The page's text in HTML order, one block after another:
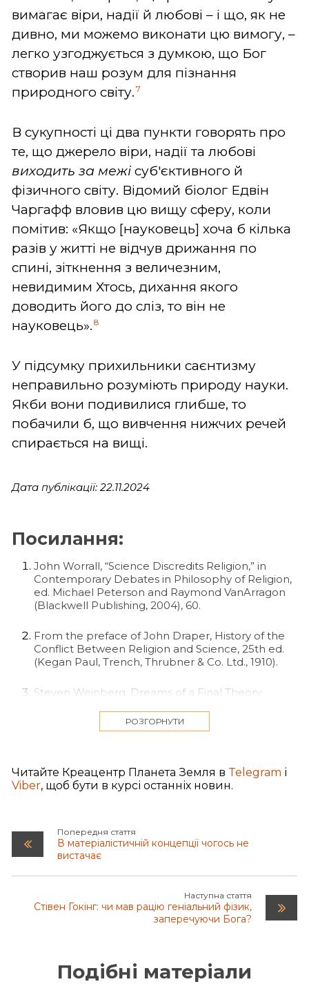
вимагає віри, надії й любові – і що, як не
дивно, ми можемо виконати цю вимогу, –
легко узгоджується з думкою, що Бог
створив наш розум для пізнання
природного світу. 7
В сукупності ці два пункти говорять про
те, що джерело віри, надії та любові
виходить за межісуб'єктивного й
фізичного світу. Відомий біолог Едвін
Чаргафф вловив цю вищу сферу, коли
помітив: «Якщо [науковець] хоча б кілька
разів у житті не відчув дрижання по
спині, зіткнення з величезним,
невидимим Хтось, дихання якого
доводить його до сліз, то він не
науковець». 8
У підсумку прихильники саєнтизму
неправильно розуміють природу науки.
Якби вони подивилися глибше, то
побачили б, що вивчення нижчих речей
спирається на вищі.
Дата публікації: 22.11.2024
Посилання:
John Worrall, “Science Discredits Religion,” in
Contemporary Debates in Philosophy of Religion,
ed. Michael Peterson and Raymond VanArragon
(Blackwell Publishing, 2004), 60.
From the preface of John Draper, History of the
Conflict Between Religion and Science, 25th ed.
(Kegan Paul, Trench, Thrubner & Co. Ltd., 1910).
Steven Weinberg, Dreams of a Final Theory
R. Corby Hovis and Helge Kragh, “P.A.M. Dirac and
the Beauty of Physics,” Scientific American, vol.
268, no. 5 (May 1993), 104.
Really Lies (Oxford Univ. Press, 2011).
Where Science and Religion Fuse,” in The
Believing Primate, ed. Jeffrey Schloss and Michael
Murray (Oxford Univ. Press, 2009), 209-245.
РОЗГОРНУТИ
Читайте Креацентр Планета Земля в Telegram і
Viber, щоб бути в курсі останніх новин.
Попередня стаття
В матеріалістичній концепції чогось не
вистачає
Наступна стаття
Стівен Гокінг: чи мав рацію геніальний фізик,
заперечуючи Бога?
Подібні матеріали